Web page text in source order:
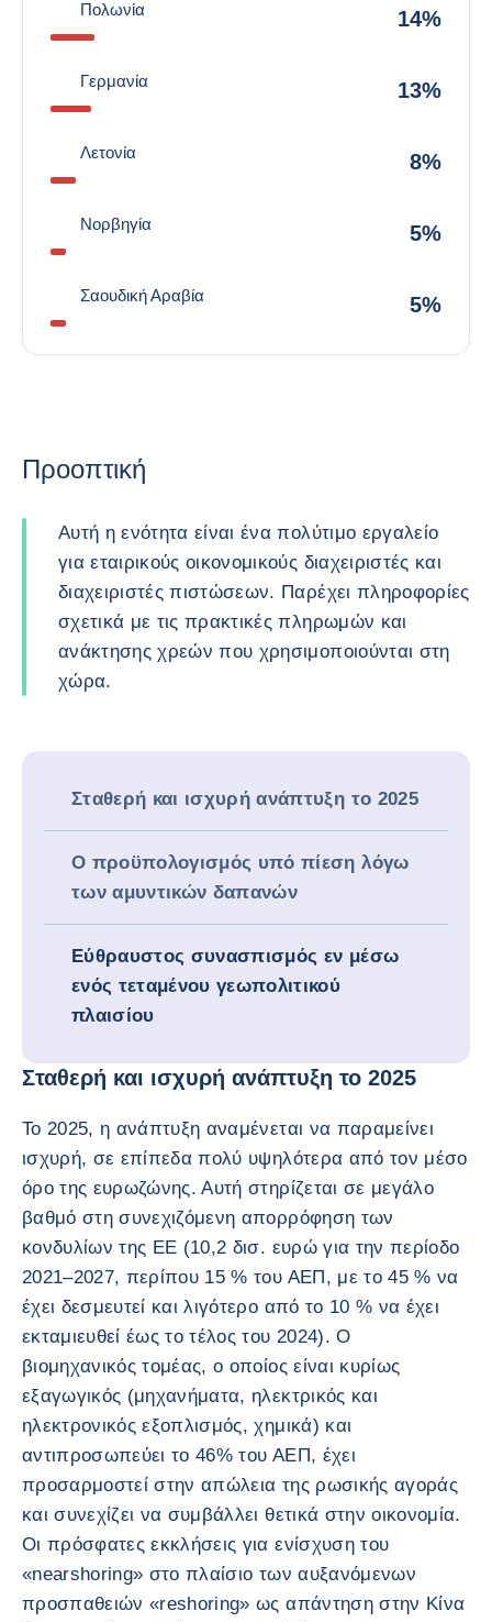
Πολωνία 14%
Γερμανία 13%
Λετονία 8%
Νορβηγία 5%
Σαουδική Αραβία 5%
Προοπτική
Αυτή η ενότητα είναι ένα πολύτιμο εργαλείο
για εταιρικούς οικονομικούς διαχειριστές και
διαχειριστές πιστώσεων. Παρέχει πληροφορίες
σχετικά με τις πρακτικές πληρωμών και
ανάκτησης χρεών που χρησιμοποιούνται στη
χώρα.
Σταθερή και ισχυρή ανάπτυξη το 2025
Ο προϋπολογισμός υπό πίεση λόγω
των αμυντικών δαπανών
Εύθραυστος συνασπισμός εν μέσω
ενός τεταμένου γεωπολιτικού
πλαισίου
Σταθερή και ισχυρή ανάπτυξη το 2025
Το 2025, η ανάπτυξη αναμένεται να παραμείνει
ισχυρή, σε επίπεδα πολύ υψηλότερα από τον μέσο
όρο της ευρωζώνης. Αυτή στηρίζεται σε μεγάλο
βαθμό στη συνεχιζόμενη απορρόφηση των
κονδυλίων της ΕΕ (10,2 δισ. ευρώ για την περίοδο
2021–2027, περίπου 15 % του ΑΕΠ, με το 45 % να
έχει δεσμευτεί και λιγότερο από το 10 % να έχει
εκταμιευθεί έως το τέλος του 2024). Ο
βιομηχανικός τομέας, ο οποίος είναι κυρίως
εξαγωγικός (μηχανήματα, ηλεκτρικός και
ηλεκτρονικός εξοπλισμός, χημικά) και
αντιπροσωπεύει το 46% του ΑΕΠ, έχει
προσαρμοστεί στην απώλεια της ρωσικής αγοράς
και συνεχίζει να συμβάλλει θετικά στην οικονομία.
Οι πρόσφατες εκκλήσεις για ενίσχυση του
«nearshoring» στο πλαίσιο των αυξανόμενων
προσπαθειών «reshoring» ως απάντηση στην Κίνα